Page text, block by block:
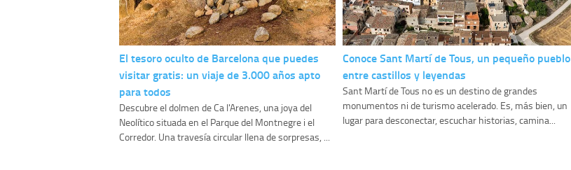
El tesoro oculto de Barcelona que puedes
visitar gratis: un viaje de 3.000 años apto
para todos
Descubre el dolmen de Ca l'Arenes, una joya del
Neolítico situada en el Parque del Montnegre i el
Corredor. Una travesía circular llena de sorpresas, ...
Conoce Sant Martí de Tous, un pequeño pueblo
entre castillos y leyendas
Sant Martí de Tous no es un destino de grandes
monumentos ni de turismo acelerado. Es, más bien, un
lugar para desconectar, escuchar historias, camina...